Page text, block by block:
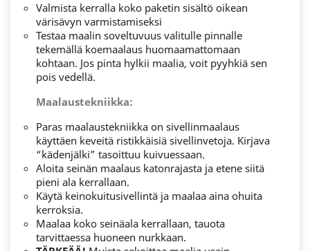
Valmista kerralla koko paketin sisältö oikean
värisävyn varmistamiseksi
Testaa maalin soveltuvuus valitulle pinnalle
tekemällä koemaalaus huomaamattomaan
kohtaan. Jos pinta hylkii maalia, voit pyyhkiä sen
pois vedellä.
Maalaustekniikka:
Paras maalaustekniikka on sivellinmaalaus
käyttäen keveitä ristikkäisiä sivellinvetoja. Kirjava
“kädenjälki” tasoittuu kuivuessaan.
Aloita seinän maalaus katonrajasta ja etene siitä
pieni ala kerrallaan.
Käytä keinokuitusivellintä ja maalaa aina ohuita
kerroksia.
Maalaa koko seinäala kerrallaan, tauota
tarvittaessa huoneen nurkkaan.